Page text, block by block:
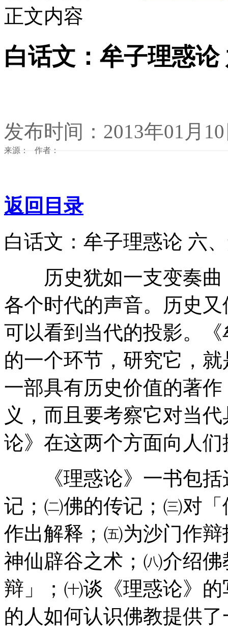
正文内容
白话文：牟子理惑论
发布时间：2013年01月
来源： 作者：
返回目录
白话文：牟子理惑论 六
历史犹如一支变奏曲
各个时代的声音。历史
可以看到当代的投影。
的一个环节，研究它，
一部具有历史价值的著
义，而且要考察它对当
论》在这两个方面向人
《理惑论》一书包括
记；㈡佛的传记；㈢对
作出解释；㈤为沙门作
神仙辟谷之术；㈧介绍
辩」；㈩谈《理惑论》
的人如何认识佛教提供